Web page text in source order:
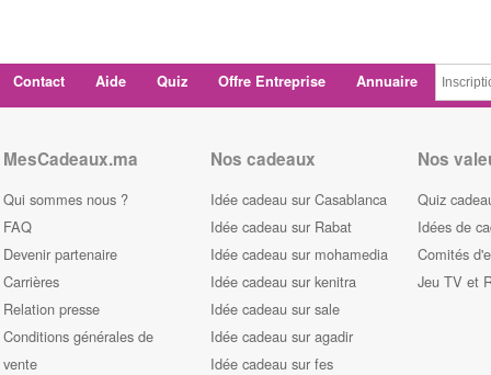
Contact Aide Quiz Offre Entreprise Annuaire
MesCadeaux.ma
Qui sommes nous ?
FAQ
Devenir partenaire
Carrières
Relation presse
Conditions générales de
vente
Nos cadeaux
Idée cadeau sur Casablanca
Idée cadeau sur Rabat
Idée cadeau sur mohamedia
Idée cadeau sur kenitra
Idée cadeau sur sale
Idée cadeau sur agadir
Idée cadeau sur fes
Nos
Quiz
Idées de
Comités
Jeu TV et